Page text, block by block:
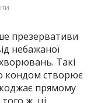
презервативи
небажаної
Такі
кондом створює
прямому